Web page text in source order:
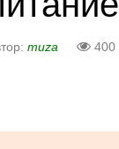
muza 400